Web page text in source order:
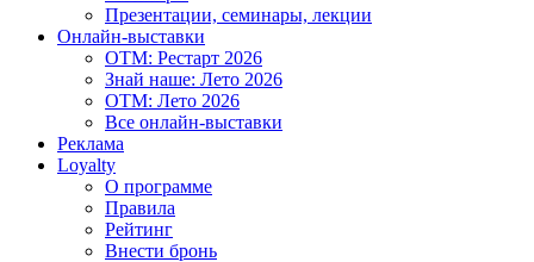
Презентации, семинары, лекции
Онлайн-выставки
OTM: Рестарт 2026
Знай наше: Лето 2026
OTM: Лето 2026
Все онлайн-выставки
Реклама
Loyalty
О программе
Правила
Рейтинг
Внести бронь